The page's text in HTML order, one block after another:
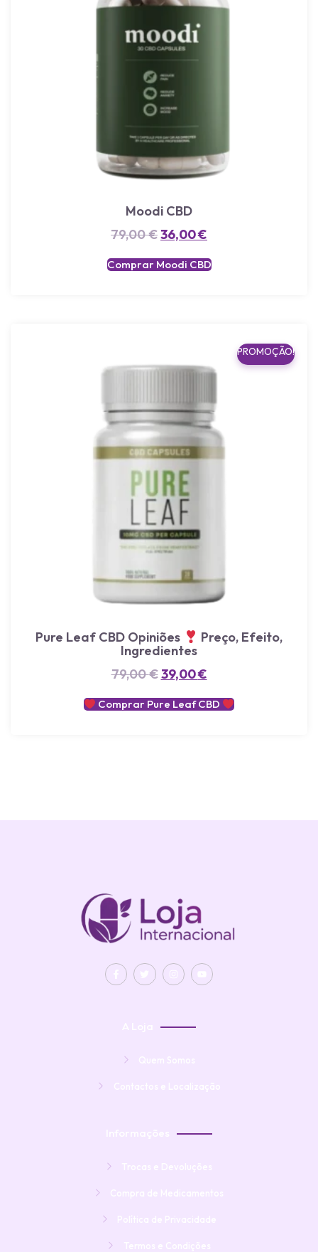
Moodi CBD
79,00€36,00€
Comprar Moodi CBD
PROMOÇÃO!
Pure Leaf CBD Opiniões
Preço, Efeito,
Ingredientes
79,00€39,00€
Comprar Pure Leaf CBD